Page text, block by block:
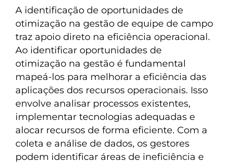
A identificação de oportunidades de
otimização na gestão de equipe de campo
traz apoio direto na eficiência operacional.
Ao identificar oportunidades de
otimização na gestão é fundamental
mapeá-los para melhorar a eficiência das
aplicações dos recursos operacionais. Isso
envolve analisar processos existentes,
implementar tecnologias adequadas e
alocar recursos de forma eficiente. Com a
coleta e análise de dados, os gestores
podem identificar áreas de ineficiência e